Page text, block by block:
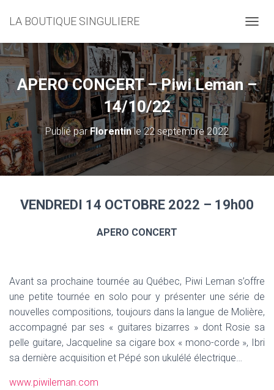
LA BOUTIQUE SINGULIERE
É
I
E
R
A
T
APERO CONCERT – Piwi Leman –
14/10/22
Publié parFlorentinle22 septembre 2022
VENDREDI 14 OCTOBRE 2022 – 19h00
APERO CONCERT
Avant sa prochaine tournée au Québec, Piwi Leman s’offre
une petite tournée en solo pour y présenter une série de
nouvelles compositions, toujours dans la langue de Molière,
accompagné par ses « guitares bizarres » dont Rosie sa
pelle guitare, Jacqueline sa cigare box « mono-corde », Ibri
sa dernière acquisition et Pépé son ukulélé électrique…
www.piwileman.com